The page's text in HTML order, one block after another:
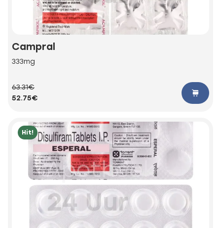
Campral
333mg
63.31€
52.75€
Hit!